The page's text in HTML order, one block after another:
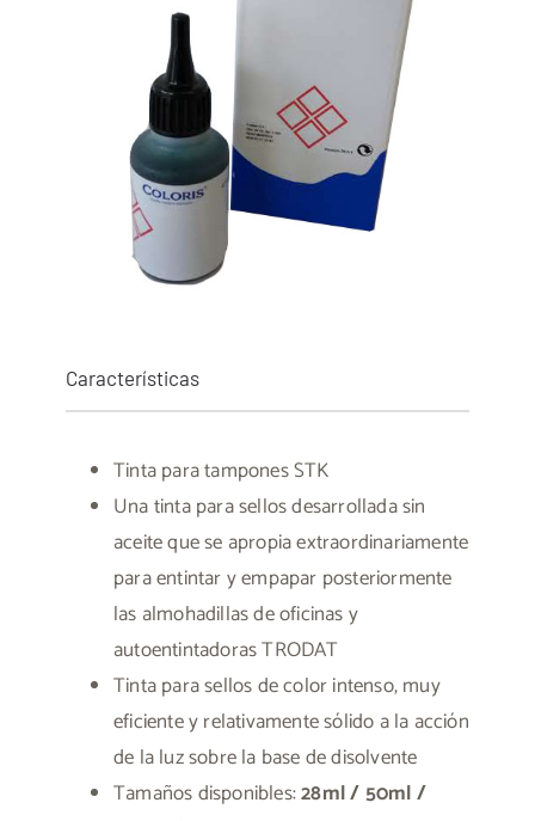
Características
Tinta para tampones STK
Una tinta para sellos desarrollada sin
aceite que se apropia extraordinariamente
para entintar y empapar posteriormente
las almohadillas de oficinas y
autoentintadoras TRODAT
Tinta para sellos de color intenso, muy
eficiente y relativamente sólido a la acción
de la luz sobre la base de disolvente
Tamaños disponibles:28ml / 50ml /